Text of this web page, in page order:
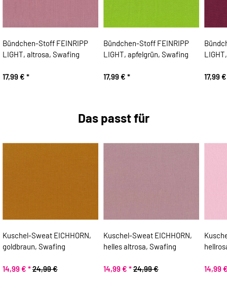
Bündchen-Stoff FEINRIPP
LIGHT, altrosa, Swafing
17,99 € *
Bündchen-Stoff FEINRIPP
LIGHT, apfelgrün, Swafing
17,99 € * 17,99
Das passt für
Kuschel-Sweat EICHHORN,
goldbraun, Swafing
14,99 € *24,99 €
Kuschel-Sweat EICHHORN,
helles altrosa, Swafing
14,99 € *24,99 € 14,99